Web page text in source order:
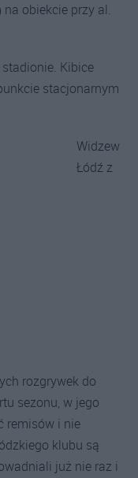
obiekcie przy al.
Kibice
stacjonarnym
Widzew
Łódź z
rozgrywek do
sezonu, w jego
remisów i nie
klubu są
już nie raz i